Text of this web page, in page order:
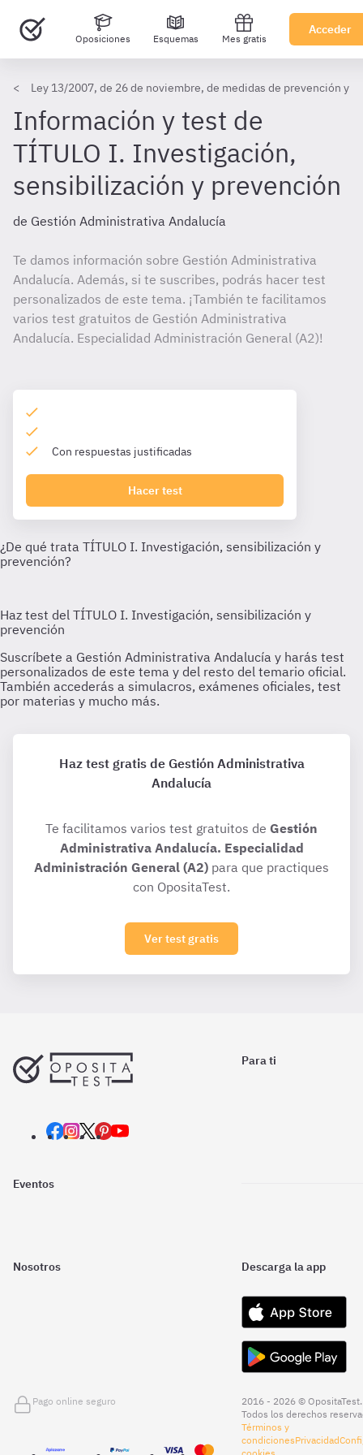
Oposiciones Esquemas Mes gratis
Acceder
Ley 13/2007, de 26 de noviembre, de medidas de prevención y
Información y test de
TÍTULO I. Investigación,
sensibilización y prevención
de Gestión Administrativa Andalucía
Te damos información sobre Gestión Administrativa
Andalucía. Además, si te suscribes, podrás hacer test
personalizados de este tema. ¡También te facilitamos
varios test gratuitos de Gestión Administrativa
Andalucía. Especialidad Administración General (A2)!
Con respuestas justificadas
Hacer test
Haz test gratis de Gestión Administrativa
Andalucía
Te facilitamos varios test gratuitos de Gestión
Administrativa Andalucía. Especialidad
Administración General (A2) para que practiques
con OpositaTest.
Ver test gratis
Para ti
Eventos
Nosotros Descarga la app
Pago online seguro
2016 - 2026 © OpositaTest.
Todos los derechos
Términos y
condicionesPrivacidad